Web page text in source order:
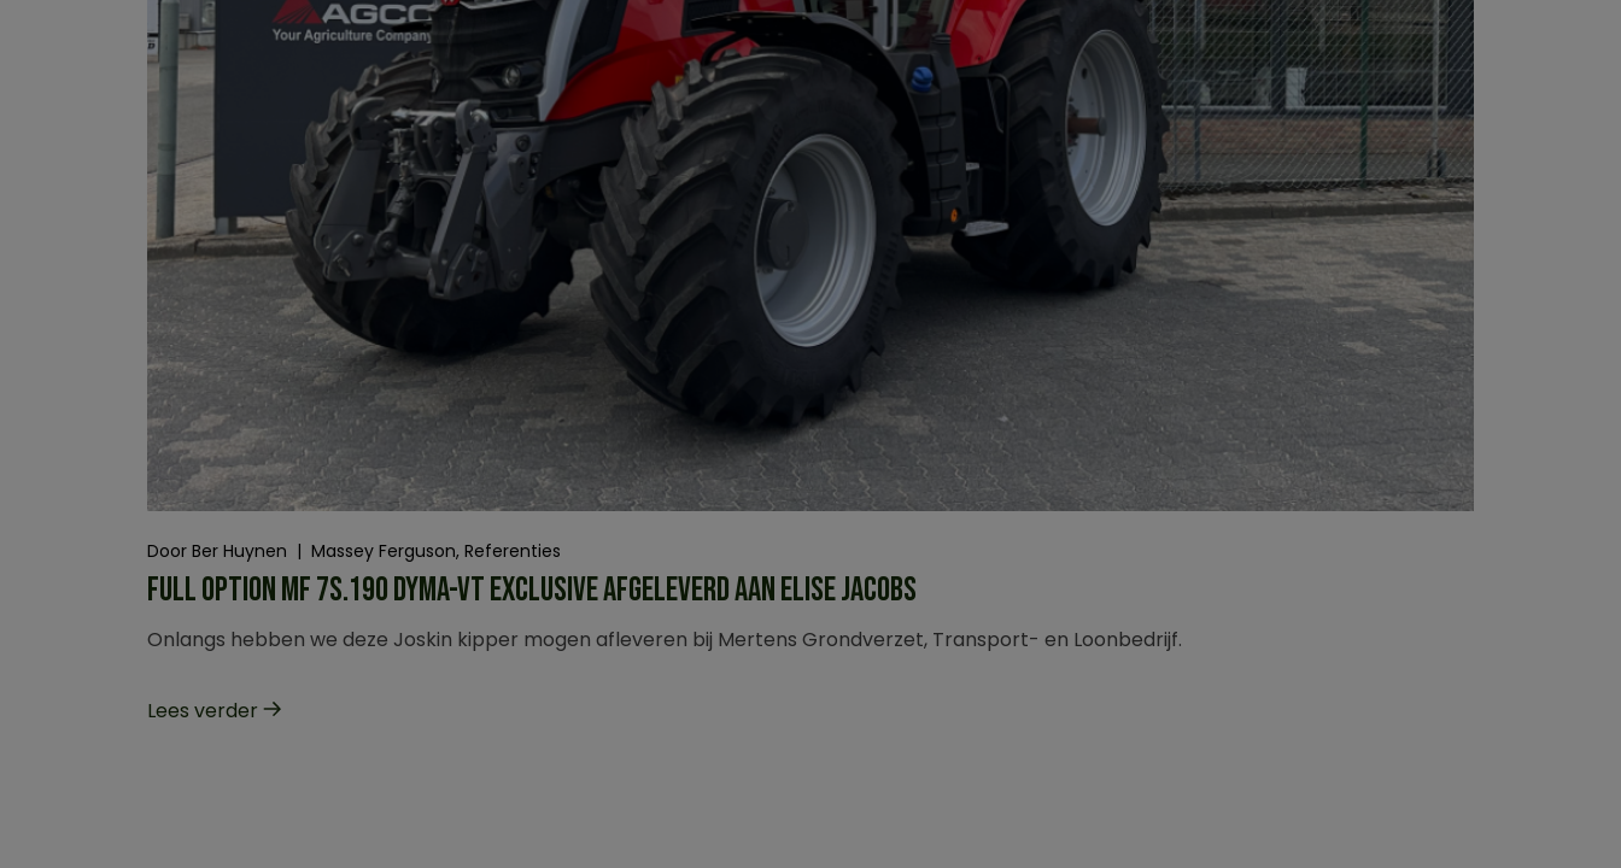
Door Ber Huynen Massey Ferguson Referenties
FULL OPTION MF 7S.190 DYMA-VT EXCLUSIVE AFGELEVERD AAN ELISE JACOBS
Onlangs hebben we deze Joskin kipper mogen afleveren bij Mertens Grondverzet, Transport- en Loonbedrijf.
Lees verder